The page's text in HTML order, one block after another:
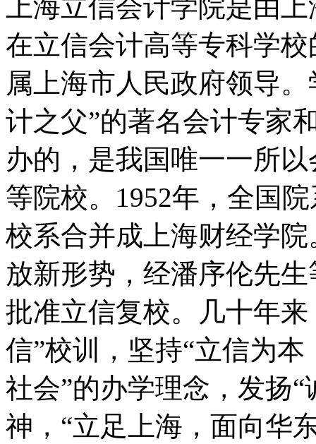
上海立信会计学院是由
在立信会计高等专科学
属上海市人民政府领导
计之父”的著名会计专家
办的，是我国唯一一所
等院校。1952年，全国
校系合并成上海财经学
放新形势，经潘序伦先
批准立信复校。几十年
信”校训，坚持“立信为
社会”的办学理念，发扬
神，“立足上海，面向华